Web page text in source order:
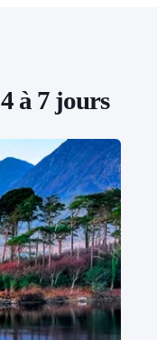
à 7 jours